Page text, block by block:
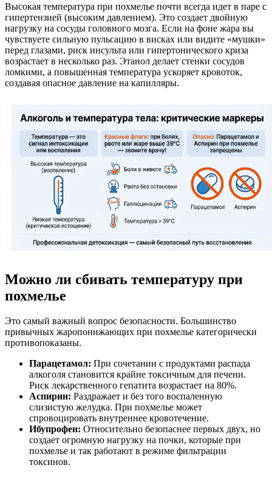
Высокая температура при похмелье почти всегда идет в паре с
гипертензией (высоким давлением). Это создает двойную
нагрузку на сосуды головного мозга. Если на фоне жара вы
чувствуете сильную пульсацию в висках или видите «мушки»
перед глазами, риск инсульта или гипертонического криза
возрастает в несколько раз. Этанол делает стенки сосудов
ломкими, а повышенная температура ускоряет кровоток,
создавая опасное давление на капилляры.
Можно ли сбивать температуру при
похмелье
Это самый важный вопрос безопасности. Большинство
привычных жаропонижающих при похмелье категорически
противопоказаны.
Парацетамол: При сочетании с продуктами распада
алкоголя становится крайне токсичным для печени.
Риск лекарственного гепатита возрастает на 80%.
Аспирин: Раздражает и без того воспаленную
слизистую желудка. При похмелье может
спровоцировать внутреннее кровотечение.
Ибупрофен: Относительно безопаснее первых двух, но
создает огромную нагрузку на почки, которые при
похмелье и так работают в режиме фильтрации
токсинов.